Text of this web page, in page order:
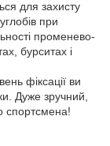
для захисту
при
променево-
бурситах і
фіксації ви
Дуже зручний,
спортсмена!